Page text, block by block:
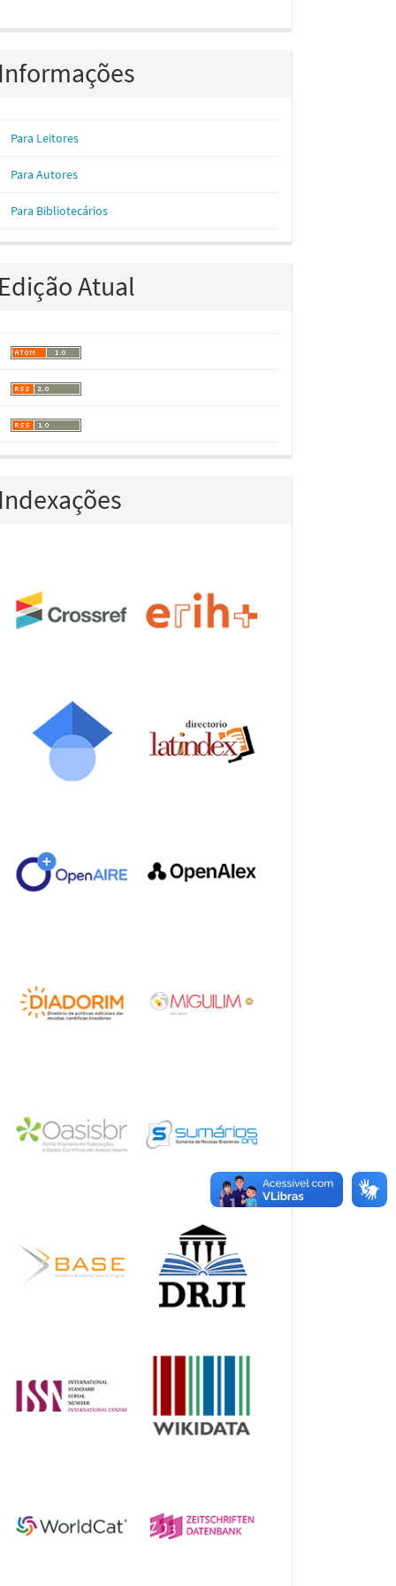
Informações
Para Leitores
Para Autores
Para Bibliotecários
Edição Atual
Indexações